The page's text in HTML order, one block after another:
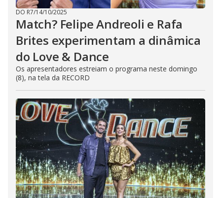
DO R7/14/10/2025
Match? Felipe Andreoli e Rafa
Brites experimentam a dinâmica
do Love & Dance
Os apresentadores estreiam o programa neste domingo
(8), na tela da RECORD